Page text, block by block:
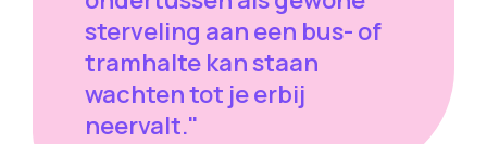
sterveling aan een bus- of
tramhalte kan staan
wachten tot je erbij
neervalt."